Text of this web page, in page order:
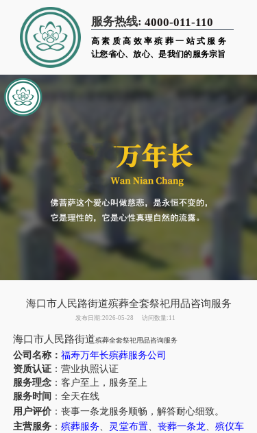
服务热线: 4000-011-110
高素质高效率殡葬一站式服务
让您省心、放心、是我们的服务宗旨
海口市人民路街道殡葬全套祭祀用品咨询服务
发布日期:2026-05-28 访问数量:11
海口市人民路街道殡葬全套祭祀用品咨询服务
公司名称： 福寿万年长殡葬服务公司
资质认证：营业执照认证
服务理念：客户至上，服务至上
服务时间 ：全天在线
用户评价：丧事一条龙服务顺畅，解答耐心细致。
主营服务 ：殡葬服务、 灵堂布置、 丧葬一条龙、殡仪车